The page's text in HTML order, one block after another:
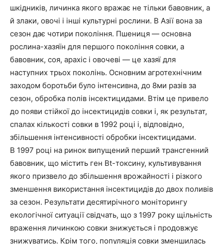
шкідників, личинка якого вражає не тільки бавовник, а
й злаки, овочі і інші культурні рослини. В Азії вона за
сезон дає чотири покоління. Пшениця — основна
рослина-хазяїн для першого покоління совки, а
бавовник, соя, арахіс і овочеві — це хазяї для
наступних трьох поколінь. Основним агротехнічним
заходом боротьби було інтенсивна, до 8ми разів за
сезон, обробка полів інсектицидами. Втім це привело
до появи стійкої до інсектицидів совки і, як результат,
спалах кількості совки в 1992 році і, відповідно,
збільшення інтенсивності обробки інсектицидами.
В 1997 році на ринок випущений перший трансгенний
бавовник, що містить ген Bt-токсину, культивування
якого призвело до збільшення врожайності і різкого
зменшення використання інсектицидів до двох поливів
за сезон. Результати десятирічного моніторингу
екологічної ситуації свідчать, що з 1997 року щільність
враження личинкою совки знижується і продовжує
знижуватись. Крім того, популяція совки зменшилась